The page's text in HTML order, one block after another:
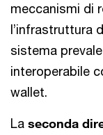
meccanismi di
l’infrastruttura
sistema
interoperabile
wallet.
La seconda